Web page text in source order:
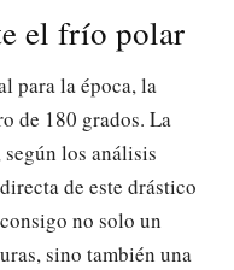
el frío polar
para la época, la
de 180 grados. La
los análisis
de este drástico
no solo un
sino también una